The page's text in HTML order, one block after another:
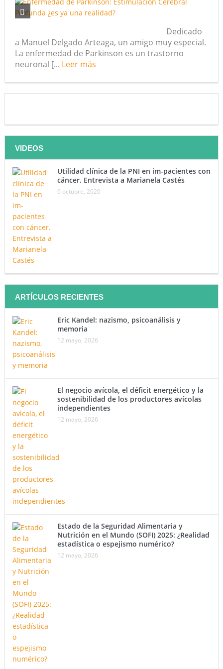
¿Qué sabemos de los alimentos ultraprocesados?
Academia de Ciencias Físicas, Matemáticas y Naturales
Serie: Consciencia e Inteligencia Artificial. Segundo artículo:
Nuevas noticias sobre las dietas vegetarianas y el riesgo de
cáncer
Dedicado
a Manuel Delgado Arteaga, un amigo muy especial.
La enfermedad de Parkinson es un trastorno
neuronal [... Leer más
VIDEOS
Utilidad clínica de la PNI en im-pacientes con
cáncer. Entrevista a Marianela Castés
6 octubre, 2020
ARTÍCULOS RECIENTES
Eric Kandel: nazismo, psicoanálisis y
memoria
12 mayo, 2026
El negocio avícola, el déficit energético y la
sostenibilidad de los productores avícolas
independientes
12 mayo, 2026
Estado de la Seguridad Alimentaria y
Nutrición en el Mundo (SOFI) 2025: ¿Realidad
estadística o espejismo numérico?
12 mayo, 2026